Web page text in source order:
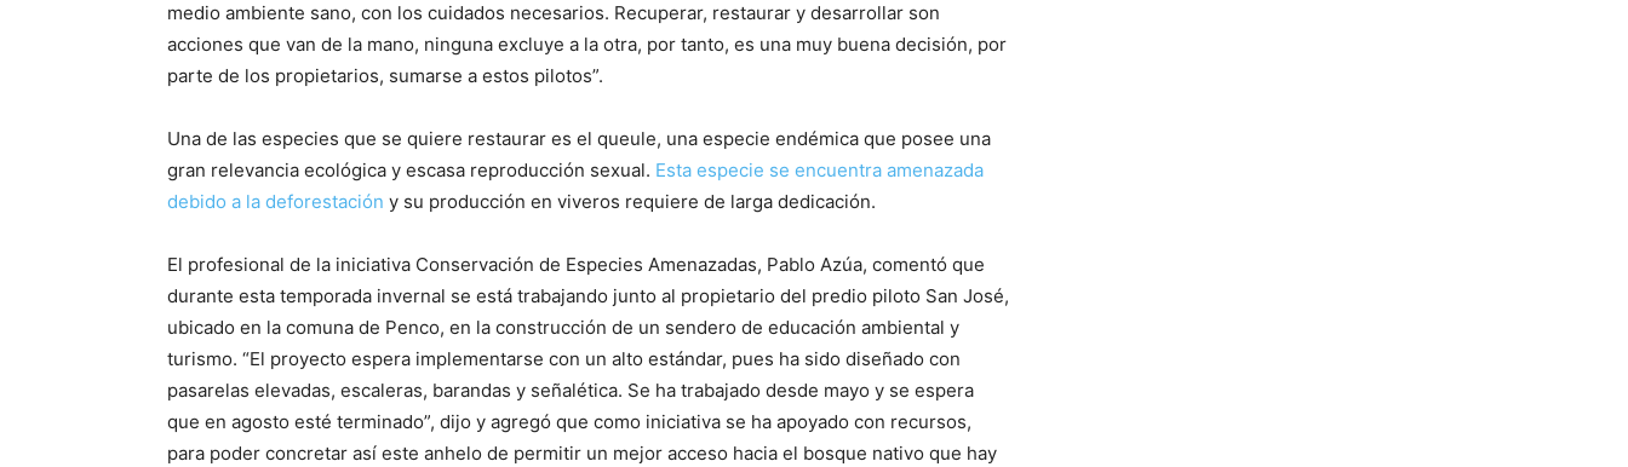
medio ambiente sano, con los cuidados necesarios. Recuperar, restaurar y desarrollar son
acciones que van de la mano, ninguna excluye a la otra, por tanto, es una muy buena decisión, por
parte de los propietarios, sumarse a estos pilotos”.
Una de las especies que se quiere restaurar es el queule, una especie endémica que posee una
gran relevancia ecológica y escasa reproducción sexual. Esta especie se encuentra amenazada
debido a la deforestación y su producción en viveros requiere de larga dedicación.
El profesional de la iniciativa Conservación de Especies Amenazadas, Pablo Azúa, comentó que
durante esta temporada invernal se está trabajando junto al propietario del predio piloto San José,
ubicado en la comuna de Penco, en la construcción de un sendero de educación ambiental y
turismo. “El proyecto espera implementarse con un alto estándar, pues ha sido diseñado con
pasarelas elevadas, escaleras, barandas y señalética. Se ha trabajado desde mayo y se espera
que en agosto esté terminado”, dijo y agregó que como iniciativa se ha apoyado con recursos,
para poder concretar así este anhelo de permitir un mejor acceso hacia el bosque nativo que hay